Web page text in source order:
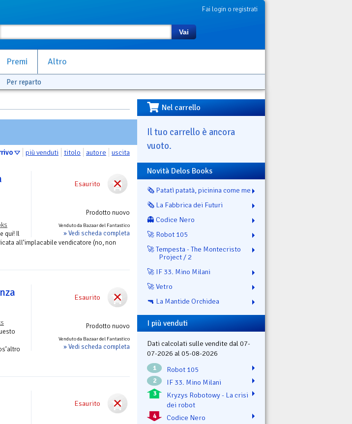
Fai login o registrati
Vai
Premi Altro
Per reparto
più venduti titolo autore uscita
Esaurito
Prodotto nuovo
Venduto da Bazaar del Fantastico
» Vedi scheda completa
qui! Il
all’implacabile vendicatore (no, non
Esaurito
Prodotto nuovo
Venduto da Bazaar del Fantastico
» Vedi scheda completa
Esaurito
Nel carrello
Il tuo carrello è ancora
vuoto.
Novità Delos Books
🗞️ Patatì patatà, picinina come me
🗞️ La Fabbrica dei Futuri
👻 Codice Nero
🚀 Robot 105
🚀 Tempesta - The Montecristo
Project / 2
🚀 IF 33. Mino Milani
🚀 Vetro
🔫 La Mantide Orchidea
I più venduti
Dati calcolati sulle vendite dal 07-
07-2026 al 05-08-2026
1 Robot 105
2 IF 33. Mino Milani
3
Kryzys Robotowy - La crisi
dei robot
4 Codice Nero